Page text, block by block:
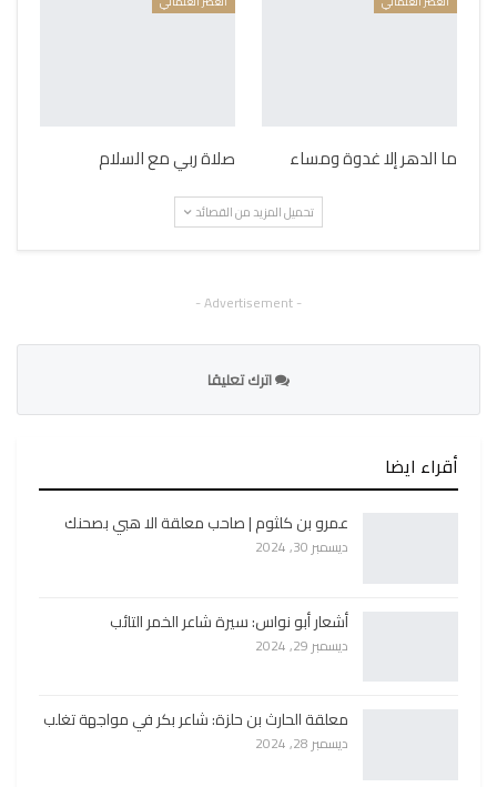
ما الدهر إلا غدوة ومساء صلاة ربي مع السلام
تحميل المزيد من القصائد
- Advertisement -
اترك تعليقا
أقراء ايضا
عمرو بن كلثوم | صاحب معلقة الا هبي بصحنك
ديسمبر 30, 2024
أشعار أبو نواس: سيرة شاعر الخمر التائب
ديسمبر 29, 2024
معلقة الحارث بن حلزة: شاعر بكر في مواجهة تغلب
ديسمبر 28, 2024